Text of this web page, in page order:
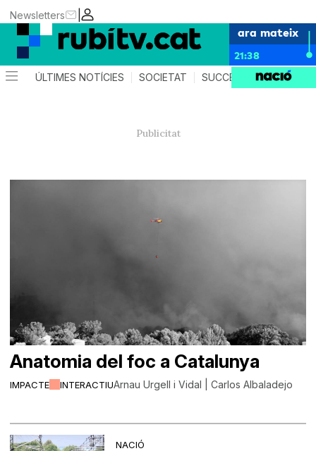
|
Newsletters
ara mateix
21:38
ÚLTIMES NOTÍCIES SOCIETAT SUCCESSOS
IMPACTE INTERACTIU
Anatomia del foc a Catalunya
Arnau Urgell i Vidal | Carlos Albaladejo
NACIÓ